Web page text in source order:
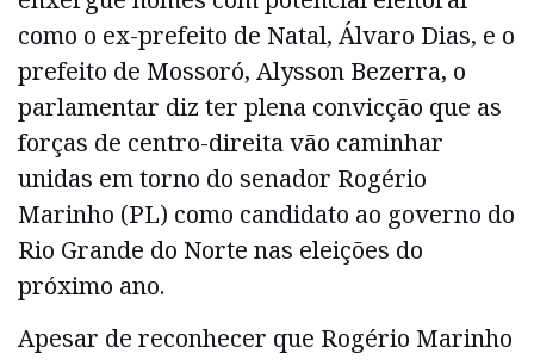
como o ex-prefeito de Natal, Álvaro Dias, e o
prefeito de Mossoró, Alysson Bezerra, o
parlamentar diz ter plena convicção que as
forças de centro-direita vão caminhar
unidas em torno do senador Rogério
Marinho (PL) como candidato ao governo do
Rio Grande do Norte nas eleições do
próximo ano.
Apesar de reconhecer que Rogério Marinho